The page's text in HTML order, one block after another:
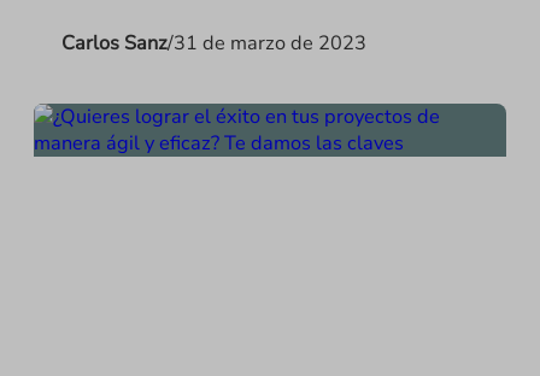
Carlos Sanz/31 de marzo de 2023